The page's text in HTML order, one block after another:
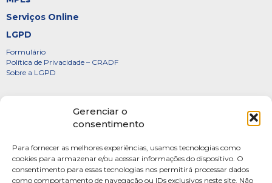
Gerenciar o
consentimento
Para fornecer as melhores experiências, usamos tecnologias como
cookies para armazenar e/ou acessar informações do dispositivo. O
consentimento para essas tecnologias nos permitirá processar dados
como comportamento de navegação ou IDs exclusivos neste site. Não
Serviços Online
LGPD
Formulário
Política de Privacidade – CRADF
Sobre a LGPD
Diretoria
FOTOS